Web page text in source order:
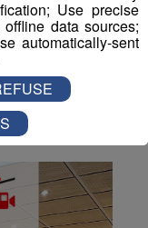
Use precise
data sources;
automatically-sent